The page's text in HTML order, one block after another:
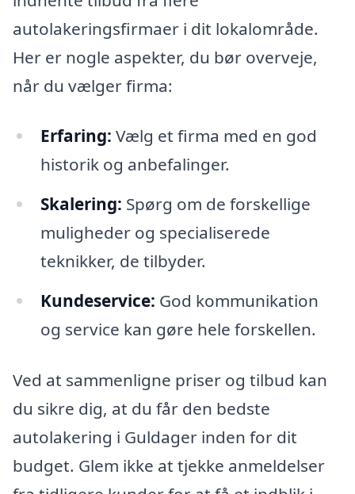
autolakeringsfirmaer i dit lokalområde.
Her er nogle aspekter, du bør overveje,
når du vælger firma:
Erfaring: Vælg et firma med en god
historik og anbefalinger.
Skalering: Spørg om de forskellige
muligheder og specialiserede
teknikker, de tilbyder.
Kundeservice: God kommunikation
og service kan gøre hele forskellen.
Ved at sammenligne priser og tilbud kan
du sikre dig, at du får den bedste
autolakering i Guldager inden for dit
budget. Glem ikke at tjekke anmeldelser